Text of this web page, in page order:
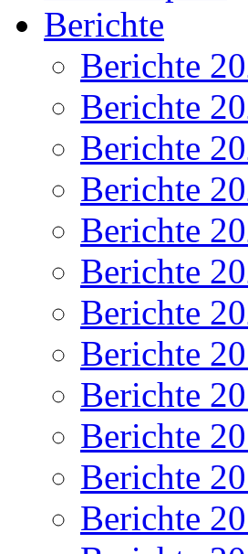
Berichte
Berichte
Berichte
Berichte
Berichte
Berichte
Berichte
Berichte
Berichte
Berichte
Berichte
Berichte
Berichte